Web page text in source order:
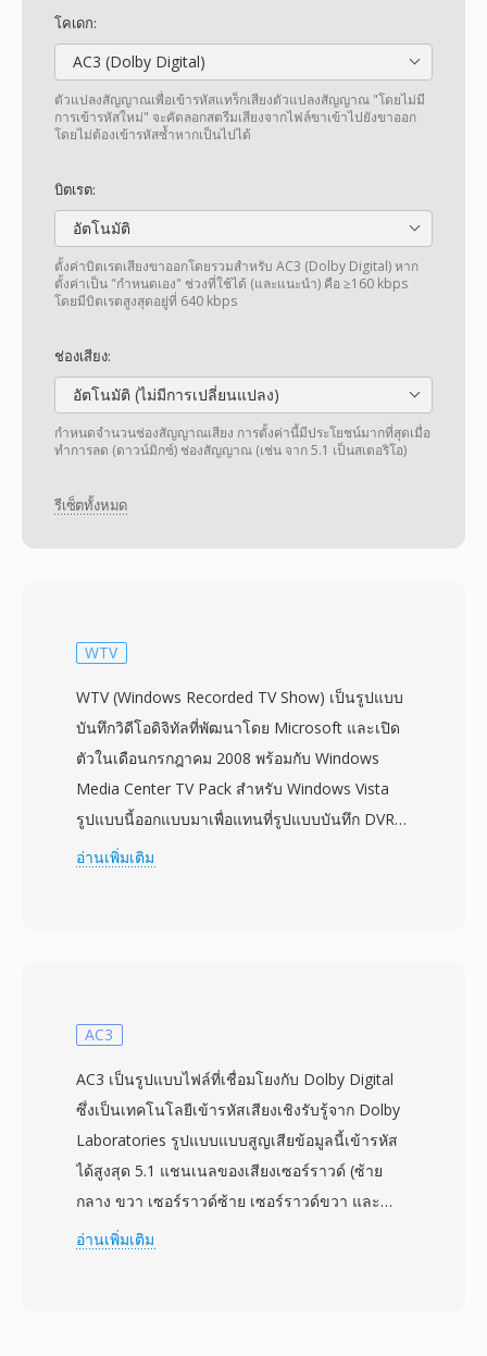
โคเดก:
AC3 (Dolby Digital)
ตัวแปลงสัญญาณเพื่อเข้ารหัสแทร็กเสียงตัวแปลงสัญญาณ "โดยไม่มี
การเข้ารหัสใหม่" จะคัดลอกสตรีมเสียงจากไฟล์ขาเข้าไปยังขาออก
โดยไม่ต้องเข้ารหัสซ้ำหากเป็นไปได้
บิตเรต:
อัตโนมัติ
ตั้งค่าบิตเรตเสียงขาออกโดยรวมสำหรับ AC3 (Dolby Digital) หาก
ตั้งค่าเป็น "กำหนดเอง" ช่วงที่ใช้ได้ (และแนะนำ) คือ ≥160 kbps
โดยมีบิตเรตสูงสุดอยู่ที่ 640 kbps
ช่องเสียง:
อัตโนมัติ (ไม่มีการเปลี่ยนแปลง)
กำหนดจำนวนช่องสัญญาณเสียง การตั้งค่านี้มีประโยชน์มากที่สุดเมื่อ
ทำการลด (ดาวน์มิกซ์) ช่องสัญญาณ (เช่น จาก 5.1 เป็นสเตอริโอ)
รีเซ็ตทั้งหมด
WTV
WTV (Windows Recorded TV Show) เป็นรูปแบบ
บันทึกวิดีโอดิจิทัลที่พัฒนาโดย Microsoft และเปิด
ตัวในเดือนกรกฎาคม 2008 พร้อมกับ Windows
Media Center TV Pack สำหรับ Windows Vista
รูปแบบนี้ออกแบบมาเพื่อแทนที่รูปแบบบันทึก DVR-
MS รุ่นเก่าที่ใช้โดย Windows Media Center โดยมี
รายการอิเล็กทรอนิกส์ และแฟล็กการป้องกันการคัด
รองรับฟีเจอร์ time-shifting ทำให้ Windows Media
Center สามารถบันทึกเนื้อหาในขณะเดียวกันก็เปิด
ให้เล่นจากจุดเริ่มต้นของการบันทึกได้พร้อมกัน
กรอบเมตาดาต้าที่หลากหลายรักษาข้อมูลรายการ
รวมถึงชื่อรายการ รายละเอียดตอน ประเภท เรตติ้ง
อ่านเพิ่มเติม
AC3
AC3 เป็นรูปแบบไฟล์ที่เชื่อมโยงกับ Dolby Digital
ซึ่งเป็นเทคโนโลยีเข้ารหัสเสียงเชิงรับรู้จาก Dolby
Laboratories รูปแบบแบบสูญเสียข้อมูลนี้เข้ารหัส
ได้สูงสุด 5.1 แชนเนลของเสียงเซอร์ราวด์ (ซ้าย
กลาง ขวา เซอร์ราวด์ซ้าย เซอร์ราวด์ขวา และ
LFE) ลงในบิตสตรีมที่มีอัตราโดยทั่วไประหว่าง 192
อ่านเพิ่มเติม